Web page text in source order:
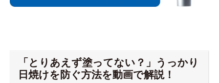
「とりあえず塗ってない？」うっかり
日焼けを防ぐ方法を動画で解説！